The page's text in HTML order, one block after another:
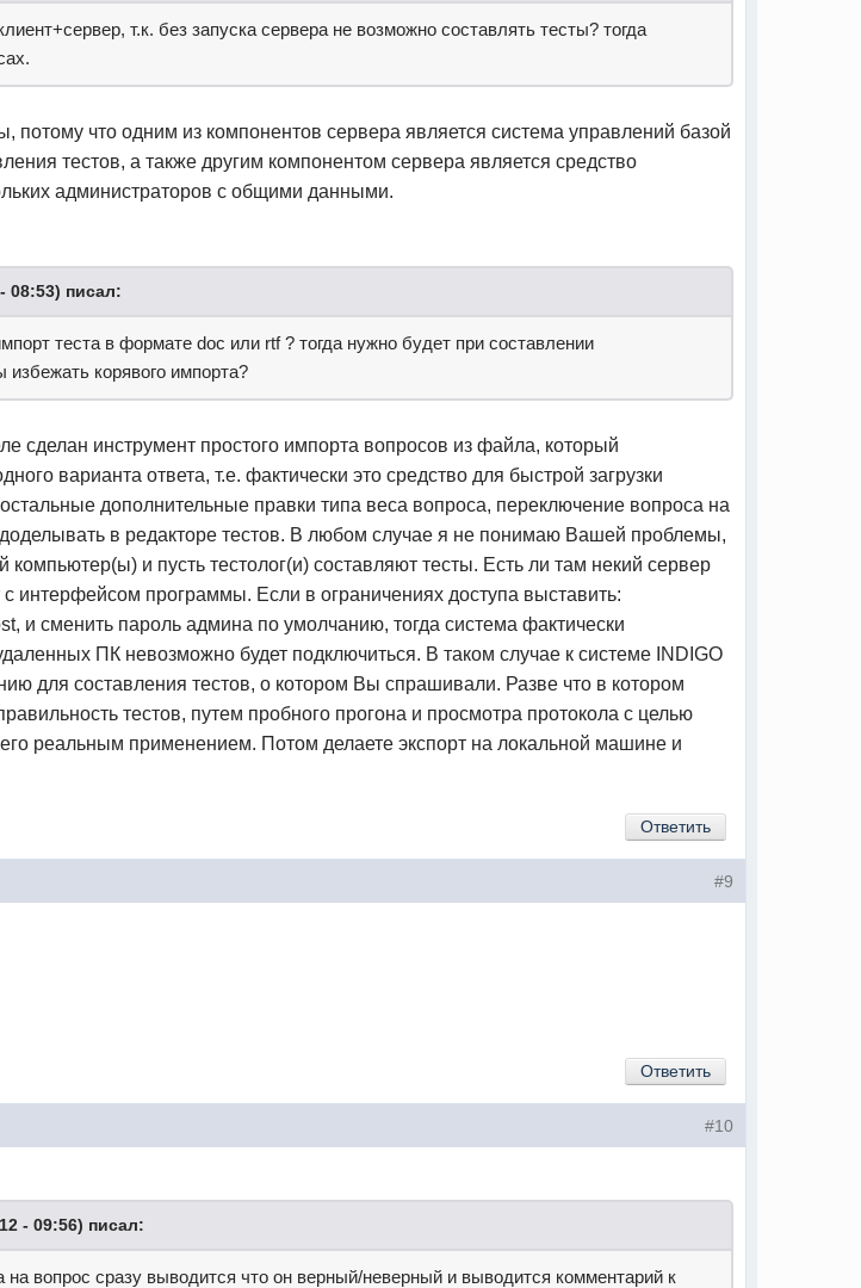
т.к. без запуска сервера не возможно составлять тесты? тогда
потому что одним из компонентов сервера является система управлений базой
тестов, а также другим компонентом сервера является средство
администраторов с общими данными.
08:53) писал:
теста в формате doc или rtf ? тогда нужно будет при составлении
корявого импорта?
сделан инструмент простого импорта вопросов из файла, который
варианта ответа, т.е. фактически это средство для быстрой загрузки
дополнительные правки типа веса вопроса, переключение вопроса на
в редакторе тестов. В любом случае я не понимаю Вашей проблемы,
компьютер(ы) и пусть тестолог(и) составляют тесты. Есть ли там некий сервер
с интерфейсом программы. Если в ограничениях доступа выставить:
и сменить пароль админа по умолчанию, тогда система фактически
ПК невозможно будет подключиться. В таком случае к системе INDIGO
для составления тестов, о котором Вы спрашивали. Разве что в котором
тестов, путем пробного прогона и просмотра протокола с целью
реальным применением. Потом делаете экспорт на локальной машине и
Ответить
#9
Ответить
#10
- 09:56) писал:
на вопрос сразу выводится что он верный/неверный и выводится комментарий к